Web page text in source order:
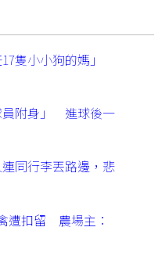
隻小小狗的媽」
員附身」 進球後一
同行李丟路邊，悲
遭扣留 農場主：